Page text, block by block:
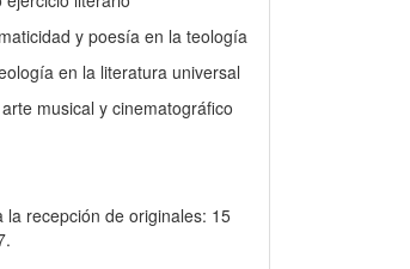
y poesía en la teología
en la literatura universal
musical y cinematográfico
la recepción de originales: 15